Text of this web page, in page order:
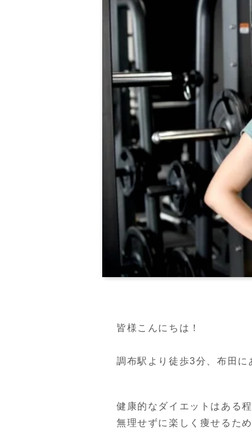
皆様こんにちは！
調布駅より徒歩3分、布田
健康的なダイエットはある
無理せずに楽しく痩せるた